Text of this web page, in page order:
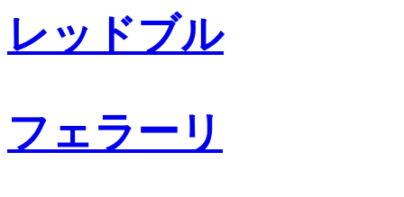
レッドブル
フェラーリ